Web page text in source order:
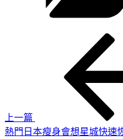
上一篇
熱門日本瘦身會想星城快速